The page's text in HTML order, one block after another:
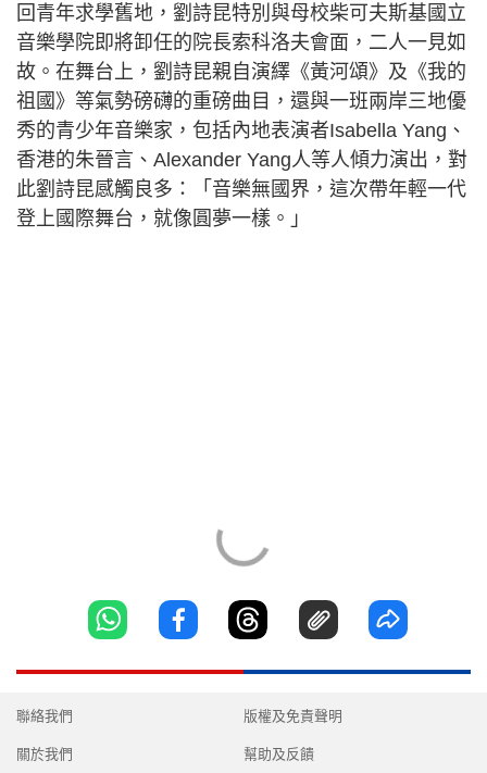
回青年求學舊地，劉詩昆特別與母校柴可夫斯基國立
音樂學院即將卸任的院長索科洛夫會面，二人一見如
故。在舞台上，劉詩昆親自演繹《黃河頌》及《我的
祖國》等氣勢磅礴的重磅曲目，還與一班兩岸三地優
秀的青少年音樂家，包括內地表演者Isabella Yang、
香港的朱晉言、Alexander Yang人等人傾力演出，對
此劉詩昆感觸良多：「音樂無國界，這次帶年輕一代
登上國際舞台，就像圓夢一樣。」
聯絡我們
關於我們
版權及免責聲明
幫助及反饋